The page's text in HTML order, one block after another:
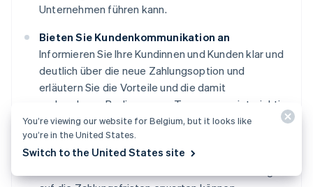
Unternehmen führen kann.
Bieten Sie Kundenkommunikation an
Informieren Sie Ihre Kundinnen und Kunden klar und
deutlich über die neue Zahlungsoption und
erläutern Sie die Vorteile und die damit
verbundenen Bedingungen. Transparenz ist wichtig.
Ihre Marketing- und Kundendienstmitteilungen
sollten klar beschreiben, wie Ratenzahlungen
funktionieren, welche Zinsen oder Gebühren
You’re viewing our website for Belgium, but it looks like
you’re in the United States.
Switch to the United States site